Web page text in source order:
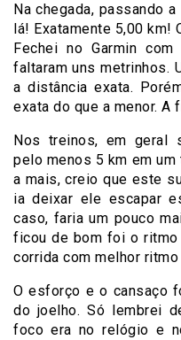
Na chegada, passando
lá! Exatamente 5,00 km!
Fechei no Garmin
faltaram uns metrinhos.
a distância exata.
exata do que a menor. A
Nos treinos, em geral
pelo menos 5 km em
a mais, creio que este
ia deixar ele escapar
caso, faria um pouco
ficou de bom foi o ritmo
corrida com melhor
O esforço e o cansaço
do joelho. Só lembrei
foco era no relógio e